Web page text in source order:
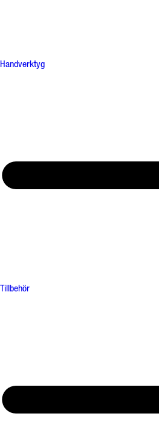
Handverktyg
Tillbehör